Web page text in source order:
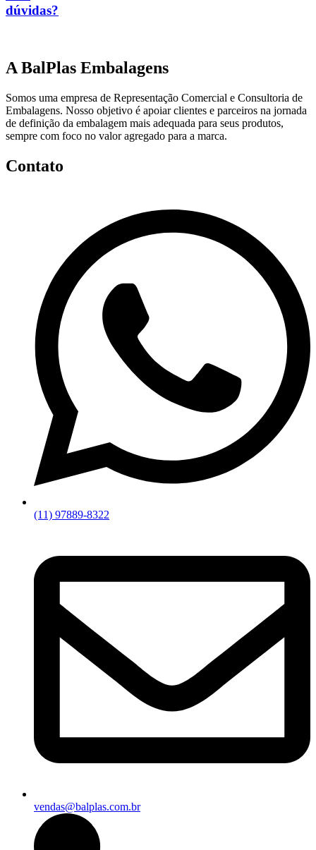
dúvidas?
A BalPlas Embalagens
Somos uma empresa de Representação Comercial e Consultoria de
Embalagens. Nosso objetivo é apoiar clientes e parceiros na jornada
de definição da embalagem mais adequada para seus produtos,
sempre com foco no valor agregado para a marca.
Contato
(11) 97889-8322
vendas@balplas.com.br